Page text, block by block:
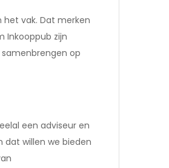
het vak. Dat merken
Inkooppub zijn
op
een adviseur en
dat willen we bieden